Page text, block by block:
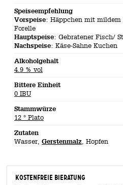
Speiseempfehlung
Vorspeise: Häppchen mit mildem
Forelle
Hauptspeise: Gebratener Fisch/
Nachspeise: Käse-Sahne Kuchen
Alkoholgehalt
4.9 % vol
Bittere Einheit
0 IBU
Stammwürze
12 ° Plato
Zutaten
Wasser, Gerstenmalz, Hopfen
KOSTENFREIE BIERATUNG